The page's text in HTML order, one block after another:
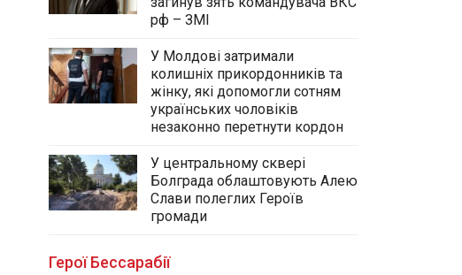
рф – ЗМІ
У Молдові затримали
колишніх прикордонників та
жінку, які допомогли сотням
українських чоловіків
незаконно перетнути кордон
У центральному сквері
Болграда облаштовують Алею
Слави полеглих Героїв
громади
Герої Бессарабії